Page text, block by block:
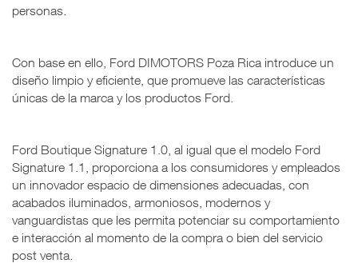
personas.
Con base en ello, Ford DIMOTORS Poza Rica introduce un
diseño limpio y eficiente, que promueve las características
únicas de la marca y los productos Ford.
Ford Boutique Signature 1.0, al igual que el modelo Ford
Signature 1.1, proporciona a los consumidores y empleados
un innovador espacio de dimensiones adecuadas, con
acabados iluminados, armoniosos, modernos y
vanguardistas que les permita potenciar su comportamiento
e interacción al momento de la compra o bien del servicio
post venta.